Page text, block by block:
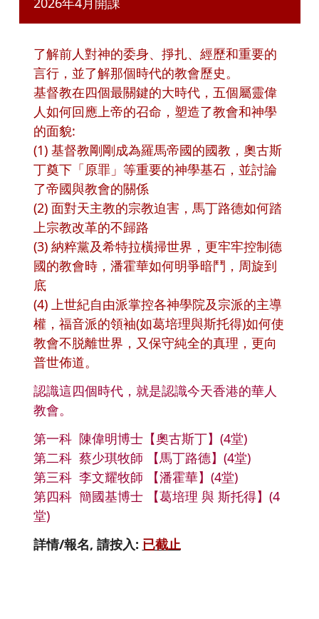
了解前人對神的委身、掙扎、經歷和重要的
言行，並了解那個時代的教會歷史。
基督教在四個最關鍵的大時代，五個屬靈偉
人如何回應上帝的召命，塑造了教會和神學
的面貌:
(1) 基督教剛剛成為羅馬帝國的國教，奧古斯
丁奠下「原罪」等重要的神學基石，並討論
了帝國與教會的關係
(2) 面對天主教的宗教迫害，馬丁路德如何踏
上宗教改革的不歸路
(3) 納粹黨及希特拉橫掃世界，更牢牢控制德
國的教會時，潘霍華如何明爭暗鬥，周旋到
底
(4) 上世紀自由派掌控各神學院及宗派的主導
權，福音派的領袖(如葛培理與斯托得)如何使
教會不脱離世界，又保守純全的真理，更向
普世佈道。
認識這四個時代，就是認識今天香港的華人
教會。
第一科 陳偉明博士【奧古斯丁】(4堂)
第二科 蔡少琪牧師 【馬丁路德】(4堂)
第三科 李文耀牧師 【潘霍華】(4堂)
第四科 簡國基博士 【葛培理 與 斯托得】(4
堂)
詳情/報名, 請按入: 已截止